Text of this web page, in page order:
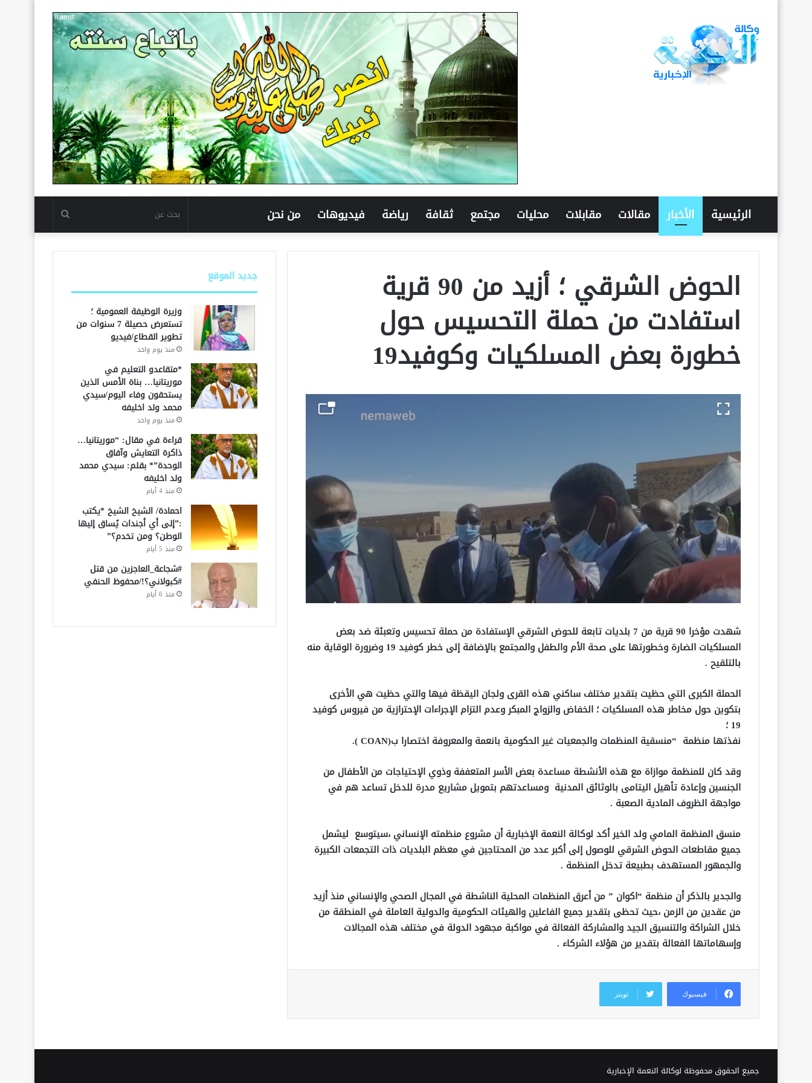
الرئيسية الأخبار مقالات مقابلات محليات مجتمع ثقافة رياضة فيديوهات من نحن بحث
عن
الحوض الشرقي ؛ أزيد من 90 قرية
استفادت من حملة التحسيس حول
خطورة بعض المسلكيات وكوفيد19
شهدت مؤخرا 90 قرية من 7 بلديات تابعة للحوض الشرقي الإستفادة من حملة تحسيس وتعبئة ضد بعض
المسلكيات الضارة وخطورتها على صحة الأم والطفل والمجتمع بالإضافة إلى خطر كوفيد 19 وضرورة الوقاية منه
بالتلقيح .
الحملة الكبرى التي حظيت بتقدير مختلف ساكني هذه القرى ولجان اليقظة فيها والتي حظيت هي الأخرى
بتكوين حول مخاطر هذه المسلكيات ؛ الخفاض والزواج المبكر وعدم التزام الإجراءات الإحترازية من فيروس كوفيد
19 ؛
نفذتها منظمة “منسقية المنظمات والجمعيات غير الحكومية بانعمة والمعروفة اختصارا ب(COAN ).
وقد كان للمنظمة موازاة مع هذه الأنشطة مساعدة بعض الأسر المتعففة وذوي الإحتياجات من الأطفال من
الجنسين وإعادة تأهيل اليتامى بالوثائق المدنية ومساعدتهم بتمويل مشاريع مدرة للدخل تساعد هم في
مواجهة الظروف المادية الصعبة .
منسق المنظمة المامي ولد الخير أكد لوكالة النعمة الإخبارية أن مشروع منظمته الإنساني ،سيتوسع ليشمل
جميع مقاطعات الحوض الشرقي للوصول إلى أكبر عدد من المحتاجين في معظم البلديات ذات التجمعات الكبيرة
والجمهور المستهدف بطبيعة تدخل المنظمة .
والجدير بالذكر أن منظمة “اكوان ” من أعرق المنظمات المحلية الناشطة في المجال الصحي والإنساني منذ أزيد
من عقدين من الزمن ،حيث تحظى بتقدير جميع الفاعلين والهيئات الحكومية والدولية العاملة في المنطقة من
خلال الشراكة والتنسيق الجيد والمشاركة الفعالة في مواكبة مجهود الدولة في مختلف هذه المجالات
وإسهاماتها الفعالة بتقدير من هؤلاء الشركاء .
فيسبوك تويتر
جديد الموقع
وزيرة الوظيفة العمومية ؛
تستعرض حصيلة 7 سنوات من
تطوير القطاع/فيديو
منذ يوم واحد
*متقاعدو التعليم في
موريتانيا… بناة الأمس الذين
يستحقون وفاء اليوم/سيدي
محمد ولد اخليفه
منذ يوم واحد
قراءة في مقال: “موريتانيا…
ذاكرة التعايش وآفاق
الوحدة”* بقلم: سيدي محمد
ولد اخليفه
منذ 4 أيام
احمادة/ الشيخ الشيخ *يكتب
:”إلى أي أجندات يُساق إليها
الوطن؟ ومن تخدم؟”
منذ 5 أيام
#شجاعة_العاجزين من قتل
#كبولاني؟!/محفوظ الحنفي
منذ 6 أيام
جميع الحقوق محفوظة لوكالة النعمة الإخبارية